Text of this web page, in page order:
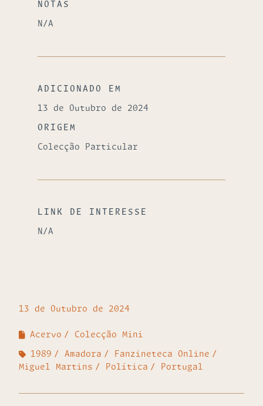
NOTAS
N/A
ADICIONADO EM
13 de Outubro de 2024
ORIGEM
Colecção Particular
LINK DE INTERESSE
N/A
13 de Outubro de 2024
Acervo Colecção Mini
1989 Amadora
Fanzineteca Online
Miguel Martins
Política Portugal